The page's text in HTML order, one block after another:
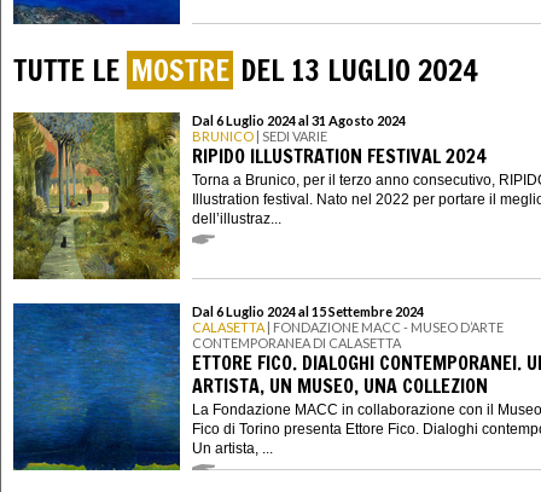
TUTTE LE MOSTRE DEL 13 LUGLIO 2024
Dal 6 Luglio 2024 al 31 Agosto 2024
BRUNICO | SEDI VARIE
RIPIDO ILLUSTRATION FESTIVAL 2024
Torna a Brunico, per il terzo anno consecutivo,
Illustration festival. Nato nel 2022 per portare il
dell’illustraz...
Dal 6 Luglio 2024 al 15 Settembre 2024
CALASETTA | FONDAZIONE MACC - MUSEO D’ARTE
CONTEMPORANEA DI CALASETTA
ETTORE FICO. DIALOGHI CONTEMPORANEI.
ARTISTA, UN MUSEO, UNA COLLEZION
La Fondazione MACC in collaborazione con il
Fico di Torino presenta Ettore Fico. Dialoghi
Un artista, ...